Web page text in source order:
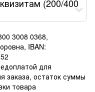
(200/400
3008 0368,
IBAN:
для
заказа, остаток суммы
товара